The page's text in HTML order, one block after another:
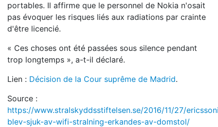
portables. Il affirme que le personnel de Nokia n'osait
pas évoquer les risques liés aux radiations par crainte
d'être licencié.
« Ces choses ont été passées sous silence pendant
trop longtemps », a-t-il déclaré.
Lien : Décision de la Cour suprême de Madrid.
Source :
https://www.stralskyddsstiftelsen.se/2016/11/27/
blev-sjuk-av-wifi-stralning-erkandes-av-domstol/